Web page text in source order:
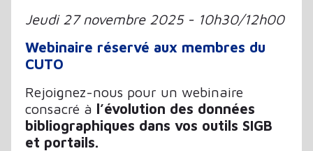
Jeudi 27 novembre 2025 - 10h30/12h00
Webinaire réservé aux membres du
CUTO
Rejoignez-nous pour un webinaire
consacré à l’évolution des données
bibliographiques dans vos outils SIGB
et portails.